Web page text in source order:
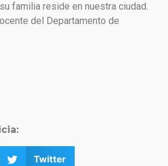
familia reside en nuestra ciudad.
del Departamento de
Twitter